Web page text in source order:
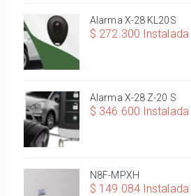
Alarma X-28 KL20S
$ 272.300 Instalada
Alarma X-28 Z-20 S
$ 346.600 Instalada
N8F-MPXH
$ 149.084 Instalada